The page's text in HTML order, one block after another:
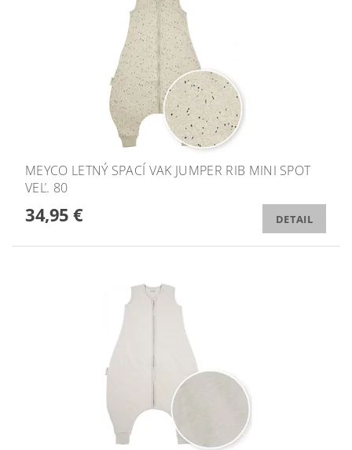
MEYCO LETNÝ SPACÍ VAK JUMPER RIB MINI SPOT
VEĽ. 80
34,95 € DETAIL